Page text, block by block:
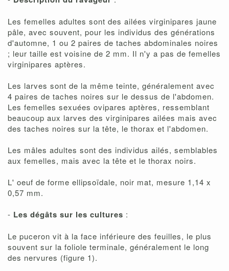
Les femelles adultes sont des ailées virginipares jaune
pâle, avec souvent, pour les individus des générations
d'automne, 1 ou 2 paires de taches abdominales noires
; leur taille est voisine de 2 mm. Il n'y a pas de femelles
virginipares aptères.
Les larves sont de la même teinte, généralement avec
4 paires de taches noires sur le dessus de l'abdomen.
Les femelles sexuées ovipares aptères, ressemblant
beaucoup aux larves des virginipares ailées mais avec
des taches noires sur la tête, le thorax et l'abdomen.
Les mâles adultes sont des individus ailés, semblables
aux femelles, mais avec la tête et le thorax noirs.
L' oeuf de forme ellipsoïdale, noir mat, mesure 1,14 x
0,57 mm.
- Les dégâts sur les cultures :
Le puceron vit à la face inférieure des feuilles, le plus
souvent sur la foliole terminale, généralement le long
des nervures (figure 1).